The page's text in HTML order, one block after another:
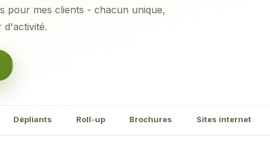
pour mes clients - chacun unique,
d'activité.
Dépliants Roll-up Brochures Sites internet